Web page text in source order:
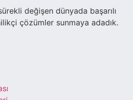
değişen dünyada başarılı
çözümler sunmaya adadık.